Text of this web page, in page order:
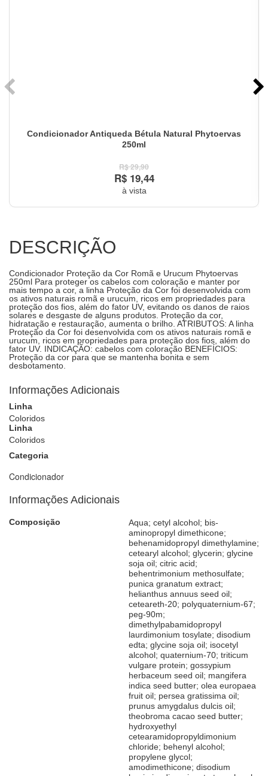
Condicionador Antiqueda Bétula Natural Phytoervas
250ml
R$ 29,90
R$ 19,44
à vista
DESCRIÇÃO
Condicionador Proteção da Cor Romã e Urucum Phytoervas
250ml Para proteger os cabelos com coloração e manter por
mais tempo a cor, a linha Proteção da Cor foi desenvolvida com
os ativos naturais romã e urucum, ricos em propriedades para
proteção dos fios, além do fator UV, evitando os danos de raios
solares e desgaste de alguns produtos. Proteção da cor,
hidratação e restauração, aumenta o brilho. ATRIBUTOS: A linha
Proteção da Cor foi desenvolvida com os ativos naturais romã e
urucum, ricos em propriedades para proteção dos fios, além do
fator UV. INDICAÇÃO: cabelos com coloração BENEFÍCIOS:
Proteção da cor para que se mantenha bonita e sem
desbotamento.
Informações Adicionais
Linha
Coloridos
Linha
Coloridos
Categoria
Condicionador
Informações Adicionais
Composição
Aqua; cetyl alcohol; bis-
aminopropyl dimethicone;
behenamidopropyl dimethylamine;
cetearyl alcohol; glycerin; glycine
soja oil; citric acid;
behentrimonium methosulfate;
punica granatum extract;
helianthus annuus seed oil;
ceteareth-20; polyquaternium-67;
peg-90m;
dimethylpabamidopropyl
laurdimonium tosylate; disodium
edta; glycine soja oil; isocetyl
alcohol; quaternium-70; triticum
vulgare protein; gossypium
herbaceum seed oil; mangifera
indica seed butter; olea europaea
fruit oil; persea gratissima oil;
prunus amygdalus dulcis oil;
theobroma cacao seed butter;
hydroxyethyl
cetearamidopropyldimonium
chloride; behenyl alcohol;
propylene glycol;
amodimethicone; disodium